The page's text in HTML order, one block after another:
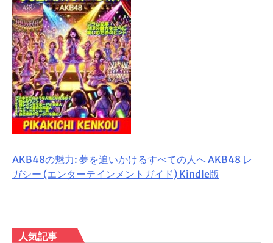
AKB48の魅力: 夢を追いかけるすべての人へ AKB48 レ
ガシー (エンターテインメントガイド) Kindle版
人気記事